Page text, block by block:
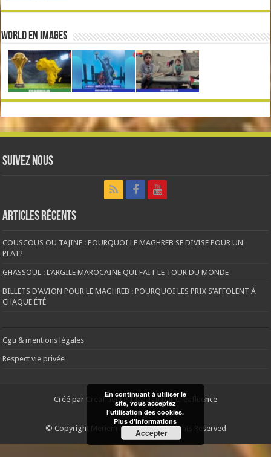
World en Images
Suivez nous
Articles récents
COUSCOUS OU TAJINE : POURQUOI LE MAGHREB SE DIVISE POUR UN
PLAT?
GHASSOUL : L’ARGILE MAROCAINE QUI FAIT LE TOUR DU MONDE
BILLETS D’AVION POUR LE MAGHREB : POURQUOI LES PRIX S’AFFOLENT À
CHAQUE ÉTÉ
Cgu & mentions légales
Respect vie privée
Créé par Creafluence| Design parCreafluence
© Copyright Meriem News 2026, All Rights Reserved
En continuant à utiliser le
site, vous acceptez
l’utilisation des cookies.
Plus d’informations
Accepter